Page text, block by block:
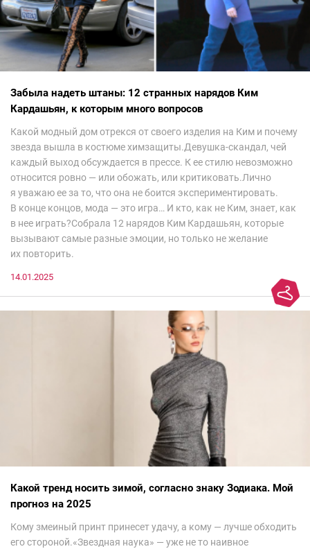
Забыла надеть штаны: 12 странных нарядов Ким
Кардашьян, к которым много вопросов
Какой модный дом отрекся от своего изделия на Ким и почему
звезда вышла в костюме химзащиты.Девушка-скандал, чей
каждый выход обсуждается в прессе. К ее стилю невозможно
относится ровно — или обожать, или критиковать.Лично
я уважаю ее за то, что она не боится экспериментировать.
В конце концов, мода — это игра… И кто, как не Ким, знает, как
в нее играть?Собрала 12 нарядов Ким Кардашьян, которые
вызывают самые разные эмоции, но только не желание
их повторить.
14.01.2025
Какой тренд носить зимой, согласно знаку Зодиака. Мой
прогноз на 2025
Кому змеиный принт принесет удачу, а кому — лучше обходить
его стороной.«Звездная наука» — уже не то наивное